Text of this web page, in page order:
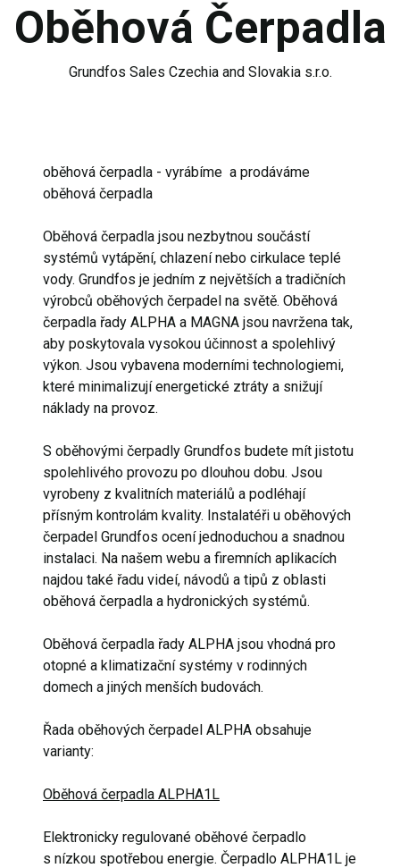
Oběhová Čerpadla
Grundfos Sales Czechia and Slovakia s.r.o.
oběhová čerpadla - vyrábíme a prodáváme
oběhová čerpadla
Oběhová čerpadla jsou nezbytnou součástí
systémů vytápění, chlazení nebo cirkulace teplé
vody. Grundfos je jedním z největších a tradičních
výrobců oběhových čerpadel na světě. Oběhová
čerpadla řady ALPHA a MAGNA jsou navržena tak,
aby poskytovala vysokou účinnost a spolehlivý
výkon. Jsou vybavena moderními technologiemi,
které minimalizují energetické ztráty a snižují
náklady na provoz.
S oběhovými čerpadly Grundfos budete mít jistotu
spolehlivého provozu po dlouhou dobu. Jsou
vyrobeny z kvalitních materiálů a podléhají
přísným kontrolám kvality. Instalatéři u oběhových
čerpadel Grundfos ocení jednoduchou a snadnou
instalaci. Na našem webu a firemních aplikacích
najdou také řadu videí, návodů a tipů z oblasti
oběhová čerpadla a hydronických systémů.
Oběhová čerpadla řady ALPHA jsou vhodná pro
otopné a klimatizační systémy v rodinných
domech a jiných menších budovách.
Řada oběhových čerpadel ALPHA obsahuje
varianty:
Oběhová čerpadla ALPHA1L
Elektronicky regulované oběhové čerpadlo
s nízkou spotřebou energie. Čerpadlo ALPHA1L je